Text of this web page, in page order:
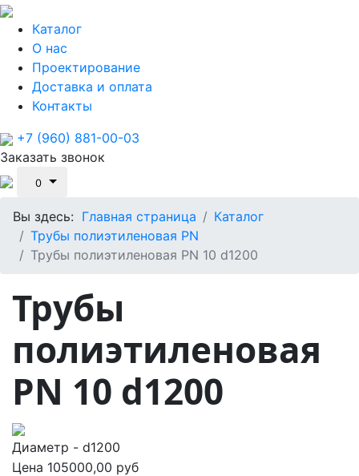
Каталог
О нас
Проектирование
Доставка и оплата
Контакты
+7 (960) 881-00-03
Заказать звонок
0
Вы здесь: Главная страница
Каталог
Трубы полиэтиленовая PN
Трубы полиэтиленовая PN 10 d1200
Трубы
полиэтиленовая
PN 10 d1200
Диаметр - d1200
Цена 105000,00 руб